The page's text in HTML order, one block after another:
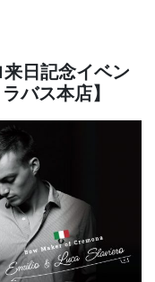
日記念イベン
バス本店】